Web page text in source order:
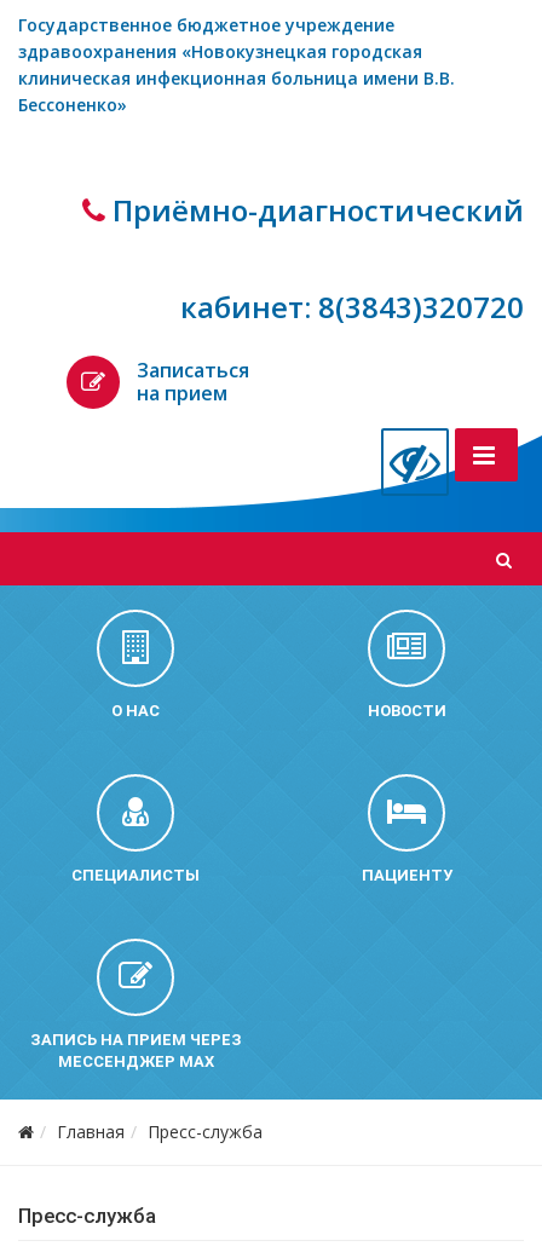
Государственное бюджетное учреждение
здравоохранения «Новокузнецкая городская
клиническая инфекционная больница имени В.В.
Бессоненко»
Приёмно-диагностический
кабинет: 8(3843)320720
Записаться
на прием
О НАС НОВОСТИ
СПЕЦИАЛИСТЫ ПАЦИЕНТУ
ЗАПИСЬ НА ПРИЕМ ЧЕРЕЗ
МЕССЕНДЖЕР MAX
Главная Пресс-служба
Пресс-служба